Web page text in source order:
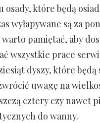
osady, które będą
wyłapywane są za
pamiętać, aby
wszystkie prace
dyszy, które będą
uwagę na
cztery czy nawet
do wanny.